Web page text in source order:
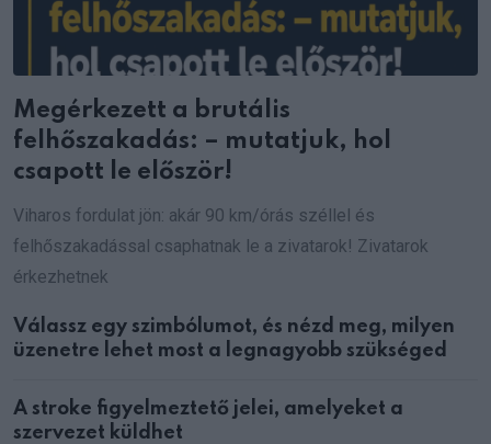
Megérkezett a brutális
felhőszakadás: – mutatjuk, hol
csapott le először!
Viharos fordulat jön: akár 90 km/órás széllel és
felhőszakadással csaphatnak le a zivatarok! Zivatarok
érkezhetnek
Válassz egy szimbólumot, és nézd meg, milyen
üzenetre lehet most a legnagyobb szükséged
A stroke figyelmeztető jelei, amelyeket a
szervezet küldhet